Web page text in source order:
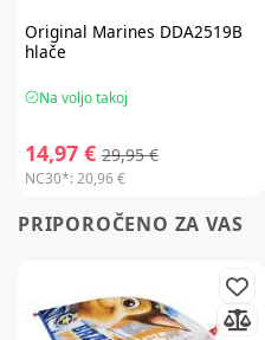
Original Marines DDA2519B
hlače
Na voljo takoj
14,97 € 29,95 €
NC30*:20,96 €
PRIPOROČENO ZA VAS